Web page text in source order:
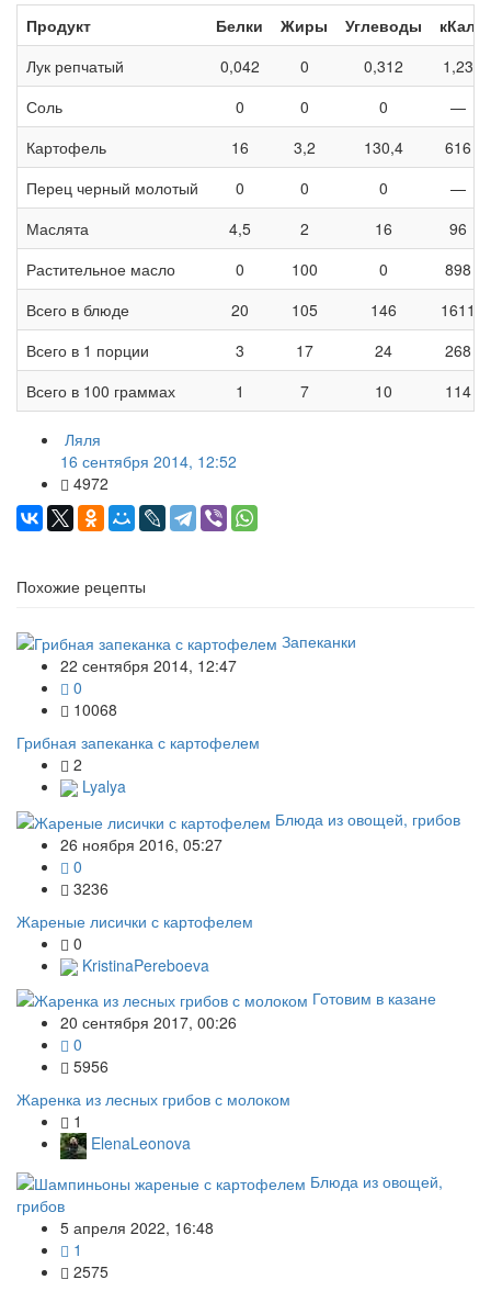
Продукт Белки Жиры Углеводы
кКал
Лук репчатый
0,042 0 0,312
1,23
Соль
0 0 0
—
Картофель
16 3,2 130,4
616
Перец черный молотый
0 0 0
—
Маслята
4,5 2 16
96
Растительное масло
0 100 0
898
Всего в блюде
20 105 146
1611
Всего в 1 порции
3 17 24
268
Всего в 100 граммах
1 7 10 114
Ляля
16 сентября 2014, 12:52
4972
Похожие рецепты
Запеканки
22 сентября 2014, 12:47
0
10068
Грибная запеканка с картофелем
2
Lyalya
Блюда из овощей, грибов
26 ноября 2016, 05:27
0
3236
Жареные лисички с картофелем
0
KristinaPereboeva
Готовим в казане
20 сентября 2017, 00:26
0
5956
Жаренка из лесных грибов с молоком
1
ElenaLeonova
Блюда из овощей,
грибов
5 апреля 2022, 16:48
1
2575